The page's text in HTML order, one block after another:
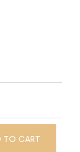
TO CART